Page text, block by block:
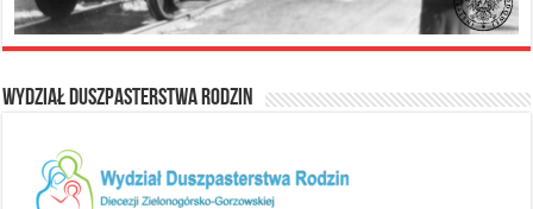
Wydział Duszpasterstwa Rodzin